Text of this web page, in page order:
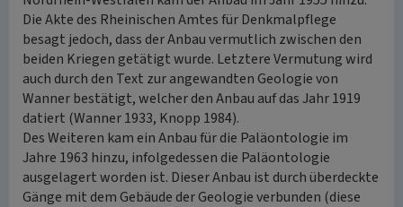
Die Akte des Rheinischen Amtes für Denkmalpflege
besagt jedoch, dass der Anbau vermutlich zwischen den
beiden Kriegen getätigt wurde. Letztere Vermutung wird
auch durch den Text zur angewandten Geologie von
Wanner bestätigt, welcher den Anbau auf das Jahr 1919
datiert (Wanner 1933, Knopp 1984).
Des Weiteren kam ein Anbau für die Paläontologie im
Jahre 1963 hinzu, infolgedessen die Paläontologie
ausgelagert worden ist. Dieser Anbau ist durch überdeckte
Gänge mit dem Gebäude der Geologie verbunden (diese